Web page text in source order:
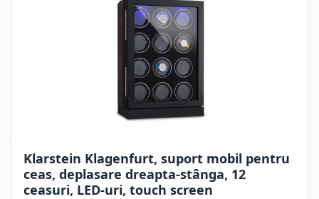
Klarstein Klagenfurt, suport mobil pentru
ceas, deplasare dreapta-stânga, 12
ceasuri, LED-uri, touch screen